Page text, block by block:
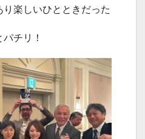
楽しいひとときだった
チリ！